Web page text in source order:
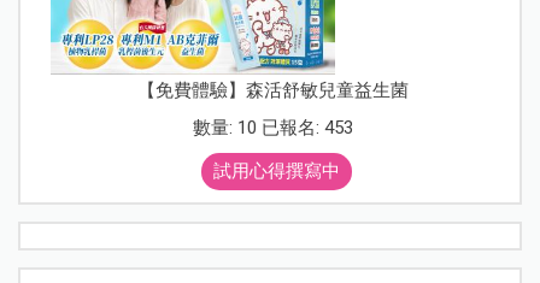
【免費體驗】森活舒敏兒童益生菌
數量: 10 已報名: 453
試用心得撰寫中